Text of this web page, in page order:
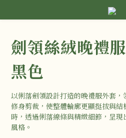
劍領絲絨晚禮
黑色
以俐落劍領設計打造的晚禮服外套
修身剪裁，使整體輪廓更顯挺拔與
時，透過俐落線條與精緻細節，呈
風格。